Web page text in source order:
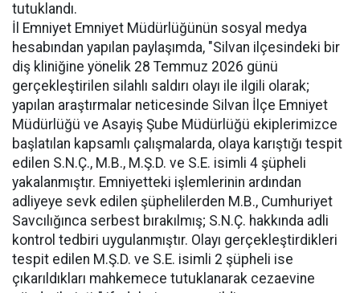
tutuklandı.
İl Emniyet Emniyet Müdürlüğünün sosyal medya
hesabından yapılan paylaşımda, "Silvan ilçesindeki bir
diş kliniğine yönelik 28 Temmuz 2026 günü
gerçekleştirilen silahlı saldırı olayı ile ilgili olarak;
yapılan araştırmalar neticesinde Silvan İlçe Emniyet
Müdürlüğü ve Asayiş Şube Müdürlüğü ekiplerimizce
başlatılan kapsamlı çalışmalarda, olaya karıştığı tespit
edilen S.N.Ç., M.B., M.Ş.D. ve S.E. isimli 4 şüpheli
yakalanmıştır. Emniyetteki işlemlerinin ardından
adliyeye sevk edilen şüphelilerden M.B., Cumhuriyet
Savcılığınca serbest bırakılmış; S.N.Ç. hakkında adli
kontrol tedbiri uygulanmıştır. Olayı gerçekleştirdikleri
tespit edilen M.Ş.D. ve S.E. isimli 2 şüpheli ise
çıkarıldıkları mahkemece tutuklanarak cezaevine